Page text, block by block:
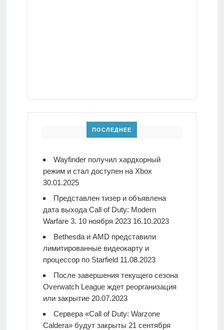
ПОСЛЕДНЕЕ
Wayfinder получил хардкорный
режим и стал доступен на Xbox
30.01.2025
Представлен тизер и объявлена
дата выхода Call of Duty: Modern
Warfare 3. 10 ноября 2023 16.10.2023
Bethesda и AMD представили
лимитированные видеокарту и
процессор по Starfield 11.08.2023
После завершения текущего сезона
Overwatch League ждет реорганизация
или закрытие 20.07.2023
Сервера «Call of Duty: Warzone
Caldera» будут закрыты 21 сентября